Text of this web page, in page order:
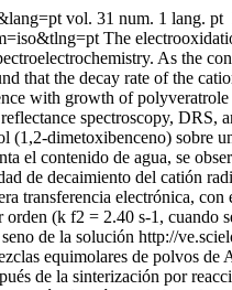
vol. 31 num. 1 lang. pt
The
As the
that the decay rate of the
with growth of
spectroscopy,
dimetoxibenceno) sobre
el contenido de agua, se
de decaimiento del catión
transferencia electrónica,
(k f2 = 2.40 s-1,
de la solución http://
equimolares de polvos
de la sinterización por